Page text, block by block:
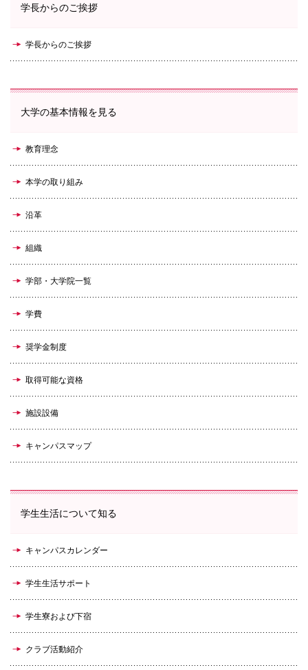
学長からのご挨拶
学長からのご挨拶
大学の基本情報を見る
教育理念
本学の取り組み
沿革
組織
学部・大学院一覧
学費
奨学金制度
取得可能な資格
施設設備
キャンパスマップ
学生生活について知る
キャンパスカレンダー
学生生活サポート
学生寮および下宿
クラブ活動紹介